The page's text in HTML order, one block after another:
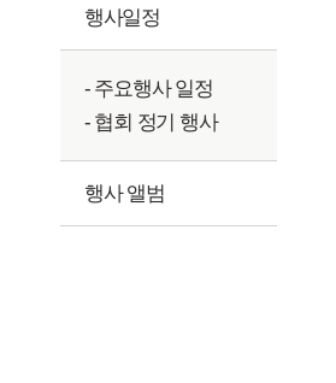
행사일정
- 주요행사 일정
- 협회 정기 행사
행사 앨범